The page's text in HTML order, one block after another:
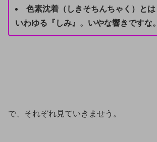
色素沈着（しきそちんちゃく）とは
いわゆる『しみ』。いやな響きですな。
で、それぞれ見ていきませう。